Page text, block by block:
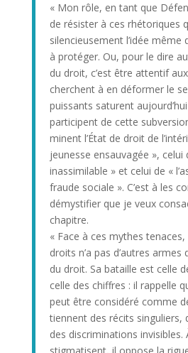
« Mon rôle, en tant que
de résister à ces rhétoriques
silencieusement l’idée même
à protéger. Ou, pour le dire
du droit, c’est être attentif
cherchent à en déformer le
puissants saturent
participent de cette
minent l’État de droit de
jeunesse ensauvagée », celui
inassimilable » et celui de «
fraude sociale ». C’est à les
démystifier que je veux
chapitre.
« Face à ces mythes
droits n’a pas d’autres
du droit. Sa bataille est celle
celle des chiffres : il rappelle
peut être considéré comme
tiennent des récits singuliers,
des discriminations invisibles.